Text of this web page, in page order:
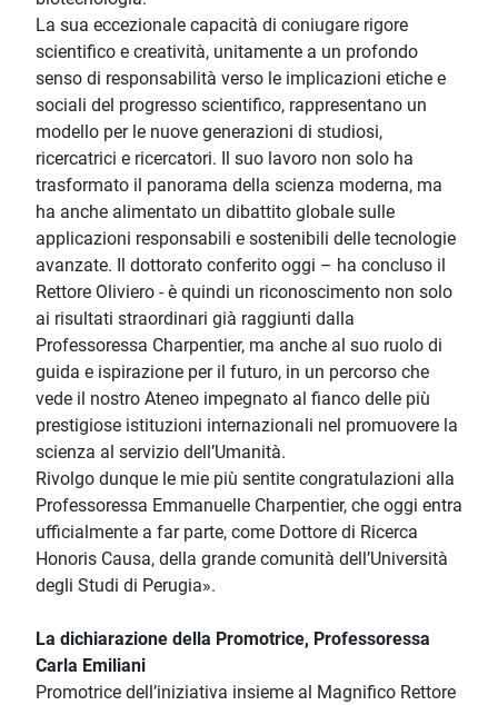
La sua eccezionale capacità di coniugare rigore
scientifico e creatività, unitamente a un profondo
senso di responsabilità verso le implicazioni etiche e
sociali del progresso scientifico, rappresentano un
modello per le nuove generazioni di studiosi,
ricercatrici e ricercatori. Il suo lavoro non solo ha
trasformato il panorama della scienza moderna, ma
ha anche alimentato un dibattito globale sulle
applicazioni responsabili e sostenibili delle tecnologie
avanzate. Il dottorato conferito oggi – ha concluso il
Rettore Oliviero - è quindi un riconoscimento non solo
ai risultati straordinari già raggiunti dalla
Professoressa Charpentier, ma anche al suo ruolo di
guida e ispirazione per il futuro, in un percorso che
vede il nostro Ateneo impegnato al fianco delle più
prestigiose istituzioni internazionali nel promuovere la
scienza al servizio dell’Umanità.
Rivolgo dunque le mie più sentite congratulazioni alla
Professoressa Emmanuelle Charpentier, che oggi entra
ufficialmente a far parte, come Dottore di Ricerca
Honoris Causa, della grande comunità dell’Università
degli Studi di Perugia».
La dichiarazione della Promotrice, Professoressa
Carla Emiliani
Promotrice dell’iniziativa insieme al Magnifico Rettore